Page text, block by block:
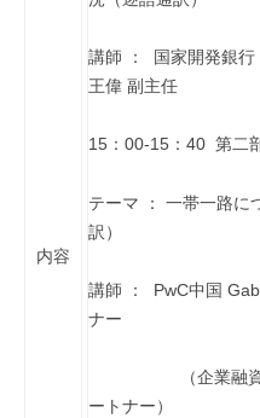
内容
講師 ： 国家開発銀行
王偉 副主任
15：00-15：40 第二
テーマ ： 一帯一路に
訳）
講師 ： PwC中国
ナー
（企業融資と合
ートナー）